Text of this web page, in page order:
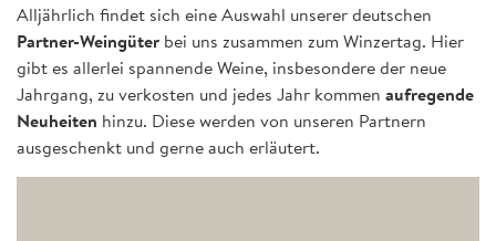
Alljährlich findet sich eine Auswahl unserer deutschen
Partner-Weingüter bei uns zusammen zum Winzertag. Hier
gibt es allerlei spannende Weine, insbesondere der neue
Jahrgang, zu verkosten und jedes Jahr kommen aufregende
Neuheiten hinzu. Diese werden von unseren Partnern
ausgeschenkt und gerne auch erläutert.